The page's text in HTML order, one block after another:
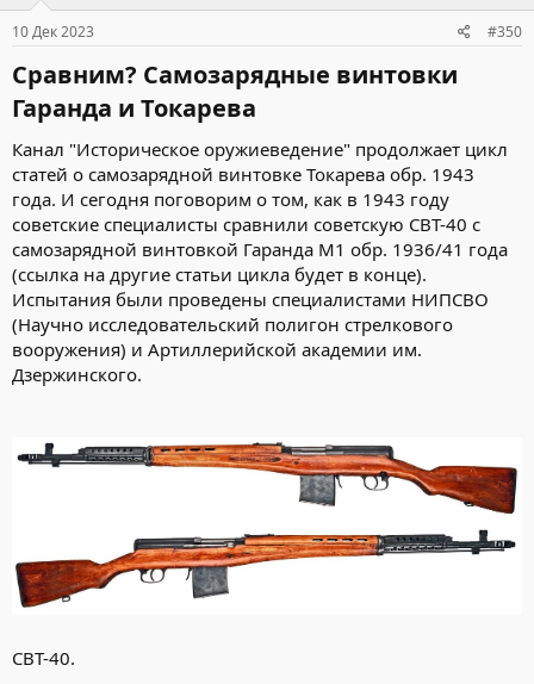
10 Дек 2023 #350
Сравним? Самозарядные винтовки
Гаранда и Токарева​
Канал "Историческое оружиеведение" продолжает цикл
статей о самозарядной винтовке Токарева обр. 1943
года. И сегодня поговорим о том, как в 1943 году
советские специалисты сравнили советскую СВТ-40 с
самозарядной винтовкой Гаранда М1 обр. 1936/41 года
(ссылка на другие статьи цикла будет в конце).
Испытания были проведены специалистами НИПСВО
(Научно исследовательский полигон стрелкового
вооружения) и Артиллерийской академии им.
Дзержинского.
СВТ-40.